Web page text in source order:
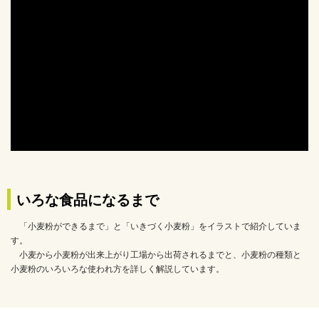
ろな食品になるまで
「小麦粉ができるまで」と「いきづく小麦粉」をイラストで紹介していま
す。
小麦から小麦粉が出来上がり工場から出荷されるまでと、小麦粉の種類と
小麦粉のいろいろな使われ方を詳しく解説しています。